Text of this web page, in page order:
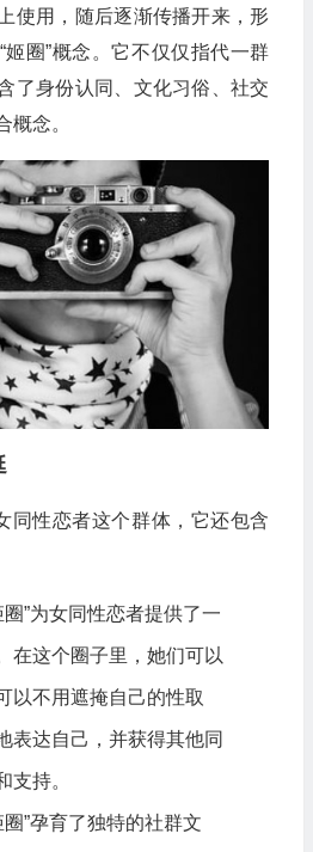
使用，随后逐渐传播开来，形
姬圈”概念。它不仅仅指代一群
了身份认同、文化习俗、社交
概念。
同性恋者这个群体，它还包含
圈”为女同性恋者提供了一
在这个圈子里，她们可以
以不用遮掩自己的性取
表达自己，并获得其他同
支持。
圈”孕育了独特的社群文